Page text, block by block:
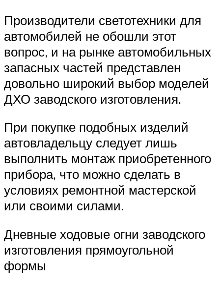
Производители светотехники для
автомобилей не обошли этот
вопрос, и на рынке автомобильных
запасных частей представлен
довольно широкий выбор моделей
ДХО заводского изготовления.
При покупке подобных изделий
автовладельцу следует лишь
выполнить монтаж приобретенного
прибора, что можно сделать в
условиях ремонтной мастерской
или своими силами.
Дневные ходовые огни заводского
изготовления прямоугольной
формы